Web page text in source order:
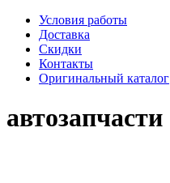
Условия работы
Доставка
Скидки
Контакты
Оригинальный каталог
автозапчасти